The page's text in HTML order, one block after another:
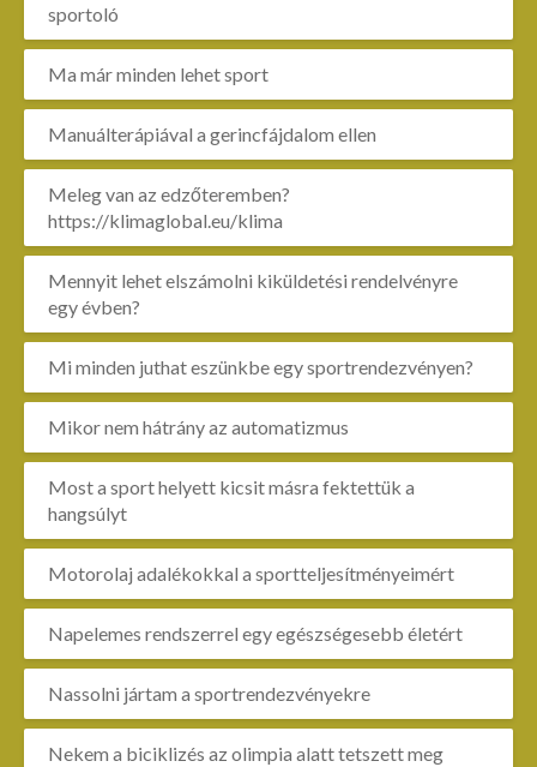
sportoló
Ma már minden lehet sport
Manuálterápiával a gerincfájdalom ellen
Meleg van az edzőteremben?
https://klimaglobal.eu/klima
Mennyit lehet elszámolni kiküldetési rendelvényre
egy évben?
Mi minden juthat eszünkbe egy sportrendezvényen?
Mikor nem hátrány az automatizmus
Most a sport helyett kicsit másra fektettük a
hangsúlyt
Motorolaj adalékokkal a sportteljesítményeimért
Napelemes rendszerrel egy egészségesebb életért
Nassolni jártam a sportrendezvényekre
Nekem a biciklizés az olimpia alatt tetszett meg